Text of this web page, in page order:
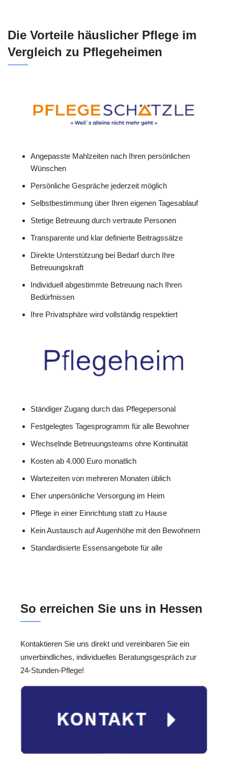
Die Vorteile häuslicher Pflege im
Vergleich zu Pflegeheimen
Angepasste Mahlzeiten nach Ihren persönlichen
Wünschen
Persönliche Gespräche jederzeit möglich
Selbstbestimmung über Ihren eigenen Tagesablauf
Stetige Betreuung durch vertraute Personen
Transparente und klar definierte Beitragssätze
Direkte Unterstützung bei Bedarf durch Ihre
Betreuungskraft
Individuell abgestimmte Betreuung nach Ihren
Bedürfnissen
Ihre Privatsphäre wird vollständig respektiert
Ständiger Zugang durch das Pflegepersonal
Festgelegtes Tagesprogramm für alle Bewohner
Wechselnde Betreuungsteams ohne Kontinuität
Kosten ab 4.000 Euro monatlich
Wartezeiten von mehreren Monaten üblich
Eher unpersönliche Versorgung im Heim
Pflege in einer Einrichtung statt zu Hause
Kein Austausch auf Augenhöhe mit den Bewohnern
Standardisierte Essensangebote für alle
So erreichen Sie uns in Hessen
Kontaktieren Sie uns direkt und vereinbaren Sie ein
unverbindliches, individuelles Beratungsgespräch zur
24-Stunden-Pflege!